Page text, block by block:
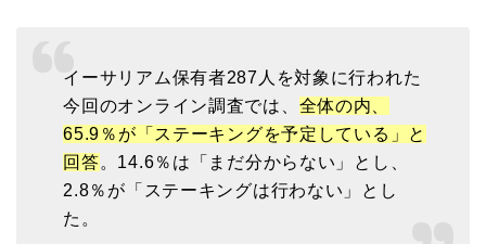
イーサリアム保有者287人を対象に行われた
今回のオンライン調査では、 全体の内、
65.9％が「ステーキングを予定している」と
回答。14.6％は「まだ分からない」とし、
2.8％が「ステーキングは行わない」とし
た。